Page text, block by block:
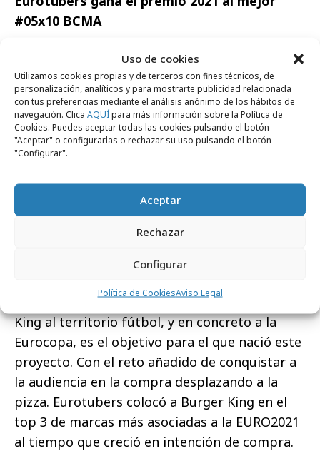
Uso de cookies
Utilizamos cookies propias y de terceros con fines técnicos, de
personalización, analíticos y para mostrarte publicidad relacionada
con tus preferencias mediante el análisis anónimo de los hábitos de
navegación. Clica AQUÍpara más información sobre la Política de
Cookies. Puedes aceptar todas las cookies pulsando el botón
"Aceptar" o configurarlas o rechazar su uso pulsando el botón
"Configurar".
Aceptar
Rechazar
Configurar
Política de CookiesAviso Legal
#05x10 BCMA
Eduardo Basarte, Director de Secuoya Nexus,
fue el encargado de presentar el premio. El
#05x10 es un formato propio de BCMA en el
que los socios presentan al sector 5 casos de
éxito de Branded Content, contados en 10
minutos cada uno. Los propios socios eligen su
presentados en cada una de las 3 ediciones
celebradas a lo largo del año (febrero, junio y
Y el ganador este año al mejor Premio 05x10 es
para Burger King. Acercar a la marca Burger
King al territorio fútbol, y en concreto a la
Eurocopa, es el objetivo para el que nació este
proyecto. Con el reto añadido de conquistar a
la audiencia en la compra desplazando a la
pizza. Eurotubers colocó a Burger King en el
top 3 de marcas más asociadas a la EURO2021
al tiempo que creció en intención de compra.